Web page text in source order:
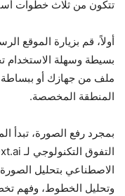
تتكون من ثلاث خطوات
أولاً، قم بزيارة الموقع
بسيطة وسهلة الاستخدام
ملف من جهازك أو
المنطقة المخصصة.
بمجرد رفع الصورة، تبدأ
الاصطناعي بتحليل
وتحليل الخطوط، وفهم